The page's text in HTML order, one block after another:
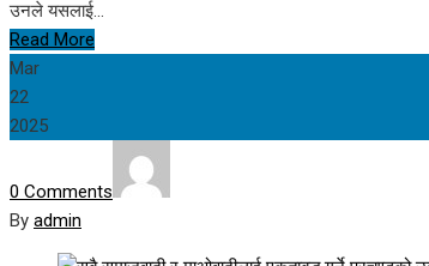
उनले यसलाई…
Read More
Mar
22
2025
0 Comments
By admin